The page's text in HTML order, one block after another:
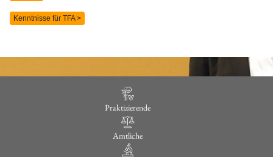
Kenntnisse für TFA >
Praktizierende
Amtliche